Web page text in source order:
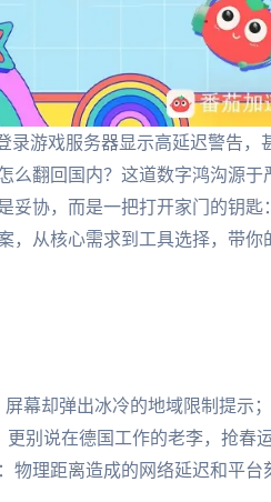
游戏服务器显示高延迟警告，
翻回国内？这道数字鸿沟源于
妥协，而是一把打开家门的钥匙
，从核心需求到工具选择，带你
幕却弹出冰冷的地域限制提示
别说在德国工作的老李，抢春
物理距离造成的网络延迟和平台